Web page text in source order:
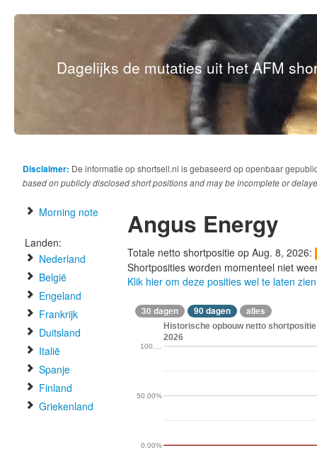
Dagelijks de mutaties uit het AFM
Disclaimer: De informatie op shortsell.nl is gebaseerd op openbaar
based on publicly disclosed short positions and may be incomplete or
Morning note
Landen:
Nederland
België
Engeland
Frankrijk
Duitsland
Italië
Spanje
Finland
Griekenland
Angus Energy
Totale netto shortpositie op Aug. 8, 2026:
Shortposities worden momenteel niet
Klik hier om deze posities wel te laten zien
30 dagen 90 dagen alles
Historische opbouw netto
2026
0.00%
50.00%
100.…